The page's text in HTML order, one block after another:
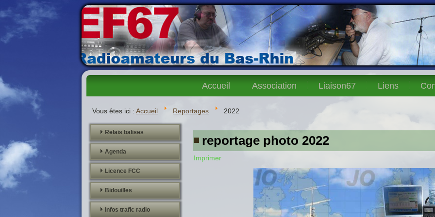
Accueil Association Liaison67 Liens
Vous êtes ici : Accueil Reportages 2022
Relais balises
Agenda
Licence FCC
Bidouilles
Infos trafic radio
reportage photo 2022
Imprimer